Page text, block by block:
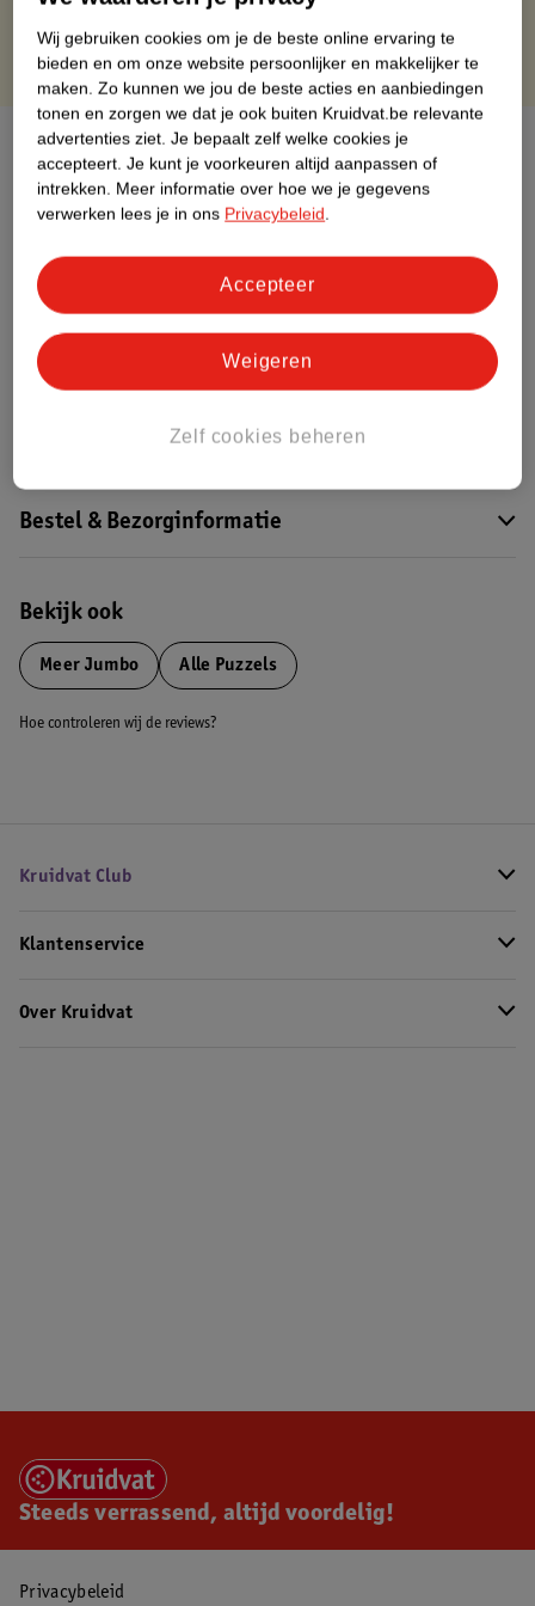
Over dit product
Productinformatie
Etiketinformatie
Nature Impact Score
Dit product heeft (nog) geen Nature
Meer informatie
Bestel & Bezorginformatie
Bekijk ook
Meer Jumbo Alle Puzzels
Hoe controleren wij de reviews?
Kruidvat Club
Klantenservice
Over Kruidvat
Steeds verrassend, altijd voordelig!
Privacybeleid
Wij gebruiken cookies om je de beste online ervaring te
bieden en om onze website persoonlijker en makkelijker te
maken. Zo kunnen we jou de beste acties en aanbiedingen
tonen en zorgen we dat je ook buiten Kruidvat.be relevante
advertenties ziet. Je bepaalt zelf welke cookies je
accepteert. Je kunt je voorkeuren altijd aanpassen of
intrekken. Meer informatie over hoe we je gegevens
verwerken lees je in ons Privacybeleid.
Zelf cookies beheren
Weigeren
Accepteer